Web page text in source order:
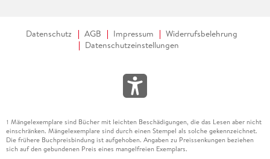
Datenschutz AGB Impressum
Widerrufsbelehrung
Datenschutzeinstellungen
1 Mängelexemplare sind Bücher mit leichten Beschädigungen, die das Lesen aber nicht
einschränken. Mängelexemplare sind durch einen Stempel als solche gekennzeichnet.
Die frühere Buchpreisbindung ist aufgehoben. Angaben zu Preissenkungen beziehen
sich auf den gebundenen Preis eines mangelfreien Exemplars.